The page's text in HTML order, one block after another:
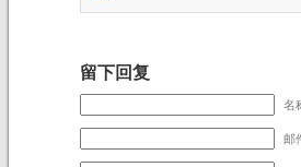
留下回复
名
邮